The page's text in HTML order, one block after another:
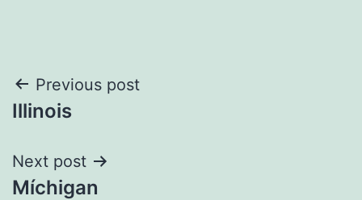
Navegación
de
entradas
Previous post
Illinois
Next post
Míchigan